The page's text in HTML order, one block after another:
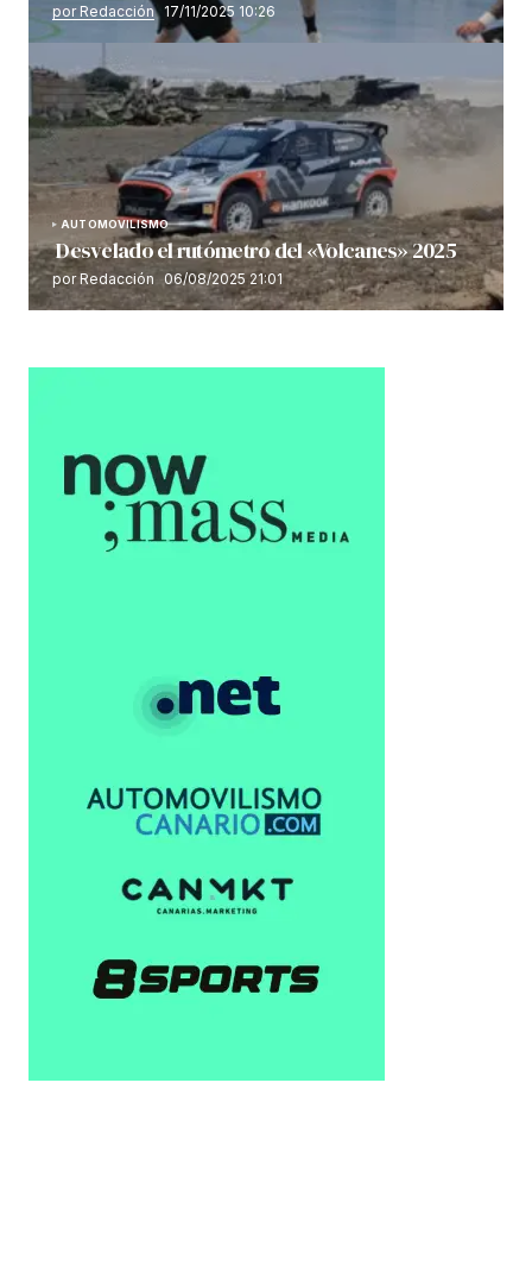
por Redacción 17/11/2025 10:26
AUTOMOVILISMO
Desvelado el rutómetro del «Volcanes» 2025
por Redacción 06/08/2025 21:01